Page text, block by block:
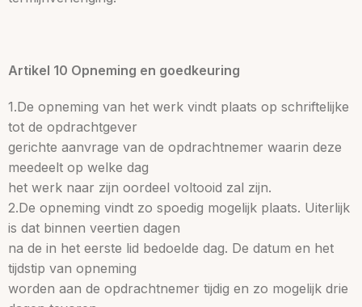
Artikel 10 Opneming en goedkeuring
1.De opneming van het werk vindt plaats op schriftelijke
tot de opdrachtgever
gerichte aanvrage van de opdrachtnemer waarin deze
meedeelt op welke dag
het werk naar zijn oordeel voltooid zal zijn.
2.De opneming vindt zo spoedig mogelijk plaats. Uiterlijk
is dat binnen veertien dagen
na de in het eerste lid bedoelde dag. De datum en het
tijdstip van opneming
worden aan de opdrachtnemer tijdig en zo mogelijk drie